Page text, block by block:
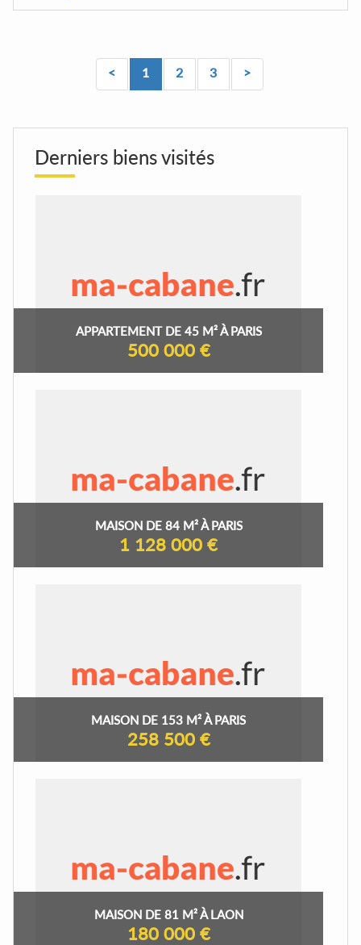
< 1 2 3 >
Derniers biens visités
APPARTEMENT DE 45 M² À PARIS
500 000 €
MAISON DE 84 M² À PARIS
1 128 000 €
MAISON DE 153 M² À PARIS
258 500 €
MAISON DE 81 M² À LAON
180 000 €